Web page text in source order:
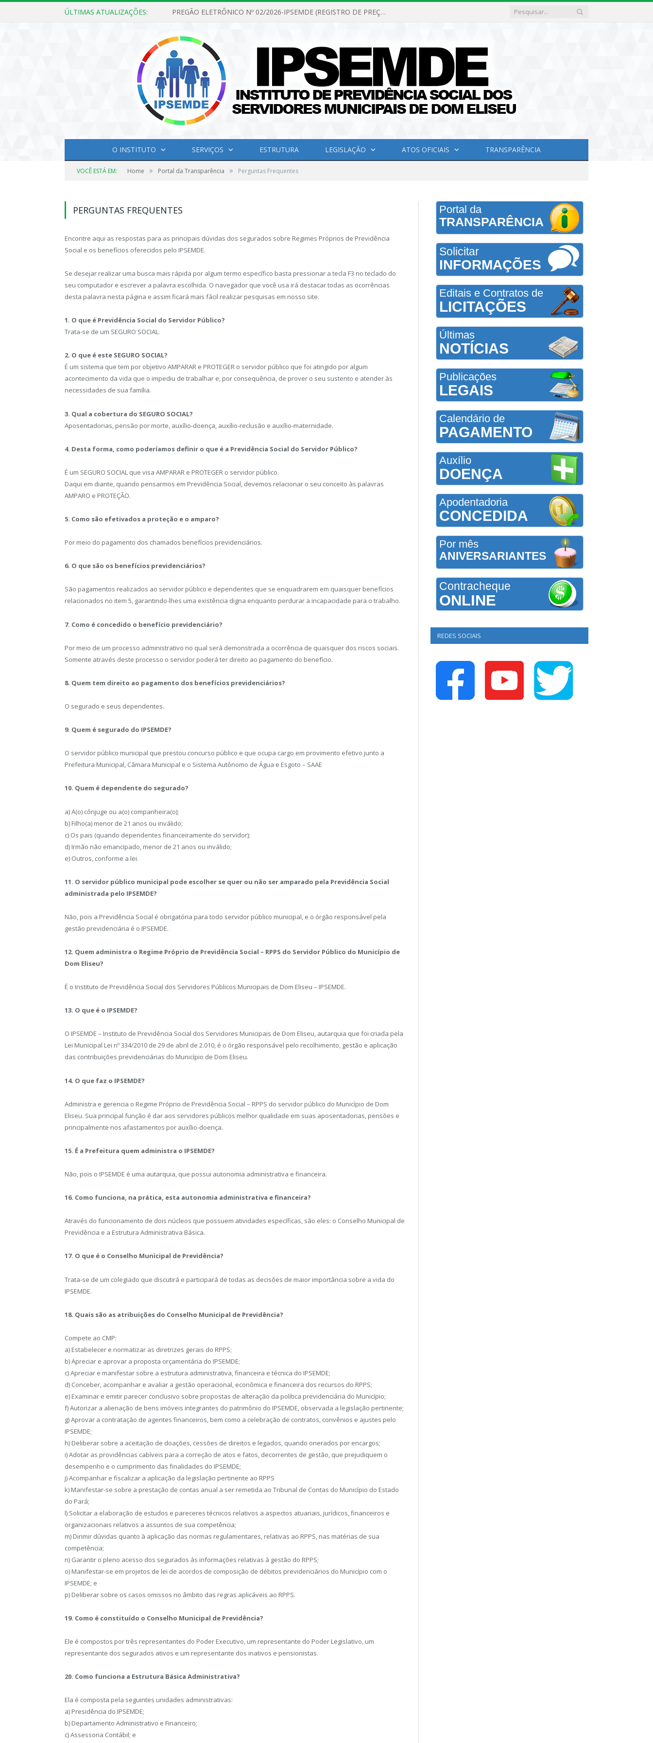
ÚLTIMAS ATUALIZAÇÕES: PREGÃO ELETRÔNICO Nº 02/2026-IPSEMDE (REGISTRO DE PREÇOS PARA FUTURA E EVENTUAL AQUISIÇÃO DE MATERIAL DE LIMPEZA E GÊNEROS ALIMENTÍCIOS PARA ATENDER AS NECESSIDADES DO INSTITUTO DE PREVIDÊNCIA SOCIAL DOS SERVIDORES MUNICIPAIS DE DOM ELISEU.)
O INSTITUTO SERVIÇOS ESTRUTURA LEGISLAÇÃO ATOS OFICIAIS TRANSPARÊNCIA
VOCÊ ESTÁ EM: Home » Portal da Transparência » Perguntas Frequentes
PERGUNTAS FREQUENTES
Encontre aqui as respostas para as principais dúvidas dos segurados sobre Regimes Próprios de Previdência
Social e os benefícios oferecidos pelo IPSEMDE.
Se desejar realizar uma busca mais rápida por algum termo específico basta pressionar a tecla F3 no teclado do
seu computador e escrever a palavra escolhida. O navegador que você usa irá destacar todas as ocorrências
desta palavra nesta página e assim ficará mais fácil realizar pesquisas em nosso site.
1. O que é Previdência Social do Servidor Público?
Trata-se de um SEGURO SOCIAL.
2. O que é este SEGURO SOCIAL?
É um sistema que tem por objetivo AMPARAR e PROTEGER o servidor público que foi atingido por algum
acontecimento da vida que o impediu de trabalhar e, por consequência, de prover o seu sustento e atender às
necessidades de sua família.
3. Qual a cobertura do SEGURO SOCIAL?
Aposentadorias, pensão por morte, auxílio-doença, auxílio-reclusão e auxílio-maternidade.
4. Desta forma, como poderíamos definir o que é a Previdência Social do Servidor Público?
É um SEGURO SOCIAL que visa AMPARAR e PROTEGER o servidor público.
Daqui em diante, quando pensarmos em Previdência Social, devemos relacionar o seu conceito às palavras
AMPARO e PROTEÇÃO.
5. Como são efetivados a proteção e o amparo?
Por meio do pagamento dos chamados benefícios previdenciários.
6. O que são os benefícios previdenciários?
São pagamentos realizados ao servidor público e dependentes que se enquadrarem em quaisquer benefícios
relacionados no item 5, garantindo-lhes uma existência digna enquanto perdurar a incapacidade para o trabalho.
7. Como é concedido o benefício previdenciário?
Por meio de um processo administrativo no qual será demonstrada a ocorrência de quaisquer dos riscos sociais.
Somente através deste processo o servidor poderá ter direito ao pagamento do benefício.
8. Quem tem direito ao pagamento dos benefícios previdenciários?
O segurado e seus dependentes.
9. Quem é segurado do IPSEMDE?
O servidor público municipal que prestou concurso público e que ocupa cargo em provimento efetivo junto a
Prefeitura Municipal, Câmara Municipal e o Sistema Autônomo de Água e Esgoto – SAAE
10. Quem é dependente do segurado?
a) A(o) cônjuge ou a(o) companheira(o);
b) Filho(a) menor de 21 anos ou inválido;
c) Os pais (quando dependentes financeiramente do servidor);
d) Irmão não emancipado, menor de 21 anos ou inválido;
e) Outros, conforme a lei.
11. O servidor público municipal pode escolher se quer ou não ser amparado pela Previdência Social
administrada pelo IPSEMDE?
Não, pois a Previdência Social é obrigatória para todo servidor público municipal, e o órgão responsável pela
gestão previdenciária é o IPSEMDE.
12. Quem administra o Regime Próprio de Previdência Social – RPPS do Servidor Público do Município de
Dom Eliseu?
É o Instituto de Previdência Social dos Servidores Públicos Municipais de Dom Eliseu – IPSEMDE.
13. O que é o IPSEMDE?
O IPSEMDE – Instituto de Previdência Social dos Servidores Municipais de Dom Eliseu, autarquia que foi criada pela
Lei Municipal Lei nº 334/2010 de 29 de abril de 2.010, é o órgão responsável pelo recolhimento, gestão e aplicação
das contribuições previdenciárias do Município de Dom Eliseu.
14. O que faz o IPSEMDE?
Administra e gerencia o Regime Próprio de Previdência Social – RPPS do servidor público do Município de Dom
Eliseu. Sua principal função é dar aos servidores públicos melhor qualidade em suas aposentadorias, pensões e
principalmente nos afastamentos por auxílio-doença.
15. É a Prefeitura quem administra o IPSEMDE?
Não, pois o IPSEMDE é uma autarquia, que possui autonomia administrativa e financeira.
16. Como funciona, na prática, esta autonomia administrativa e financeira?
Através do funcionamento de dois núcleos que possuem atividades específicas, são eles: o Conselho Municipal de
Previdência e a Estrutura Administrativa Básica.
17. O que é o Conselho Municipal de Previdência?
Trata-se de um colegiado que discutirá e participará de todas as decisões de maior importância sobre a vida do
IPSEMDE.
18. Quais são as atribuições do Conselho Municipal de Previdência?
Compete ao CMP:
a) Estabelecer e normatizar as diretrizes gerais do RPPS;
b) Apreciar e aprovar a proposta orçamentária do IPSEMDE;
c) Apreciar e manifestar sobre a estrutura administrativa, financeira e técnica do IPSEMDE;
d) Conceber, acompanhar e avaliar a gestão operacional, econômica e financeira dos recursos do RPPS;
e) Examinar e emitir parecer conclusivo sobre propostas de alteração da política previdenciária do Município;
f) Autorizar a alienação de bens imóveis integrantes do patrimônio do IPSEMDE, observada a legislação pertinente;
g) Aprovar a contratação de agentes financeiros, bem como a celebração de contratos, convênios e ajustes pelo
IPSEMDE;
h) Deliberar sobre a aceitação de doações, cessões de direitos e legados, quando onerados por encargos;
i) Adotar as providências cabíveis para a correção de atos e fatos, decorrentes de gestão, que prejudiquem o
desempenho e o cumprimento das finalidades do IPSEMDE;
j) Acompanhar e fiscalizar a aplicação da legislação pertinente ao RPPS
k) Manifestar-se sobre a prestação de contas anual a ser remetida ao Tribunal de Contas do Município do Estado
do Pará;
l) Solicitar a elaboração de estudos e pareceres técnicos relativos a aspectos atuariais, jurídicos, financeiros e
organizacionais relativos a assuntos de sua competência;
m) Dirimir dúvidas quanto à aplicação das normas regulamentares, relativas ao RPPS, nas matérias de sua
competência;
n) Garantir o pleno acesso dos segurados às informações relativas à gestão do RPPS;
o) Manifestar-se em projetos de lei de acordos de composição de débitos previdenciários do Município com o
IPSEMDE; e
p) Deliberar sobre os casos omissos no âmbito das regras aplicáveis ao RPPS.
19. Como é constituído o Conselho Municipal de Previdência?
Ele é compostos por três representantes do Poder Executivo, um representante do Poder Legislativo, um
representante dos segurados ativos e um representante dos inativos e pensionistas.
20. Como funciona a Estrutura Básica Administrativa?
Ela é composta pela seguintes unidades administrativas:
a) Presidência do IPSEMDE;
b) Departamento Administrativo e Financeiro;
c) Assessoria Contábil; e
Portal da
TRANSPARÊNCIA
Solicitar
INFORMAÇÕES
Editais e Contratos de
LICITAÇÕES
Últimas
NOTÍCIAS
Publicações
LEGAIS
Calendário de
PAGAMENTO
Auxílio
DOENÇA
Apodentadoria
CONCEDIDA
Por mês
ANIVERSARIANTES
Contracheque
ONLINE
REDES SOCIAIS